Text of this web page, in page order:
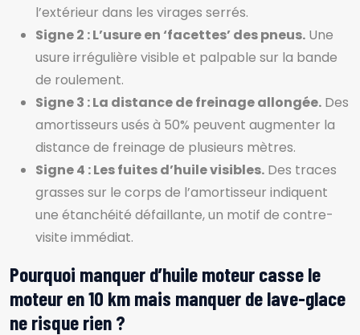
l’extérieur dans les virages serrés.
Signe 2 : L’usure en ‘facettes’ des pneus. Une
usure irrégulière visible et palpable sur la bande
de roulement.
Signe 3 : La distance de freinage allongée. Des
amortisseurs usés à 50% peuvent augmenter la
distance de freinage de plusieurs mètres.
Signe 4 : Les fuites d’huile visibles. Des traces
grasses sur le corps de l’amortisseur indiquent
une étanchéité défaillante, un motif de contre-
visite immédiat.
Pourquoi manquer d’huile moteur casse le
moteur en 10 km mais manquer de lave-glace
ne risque rien ?